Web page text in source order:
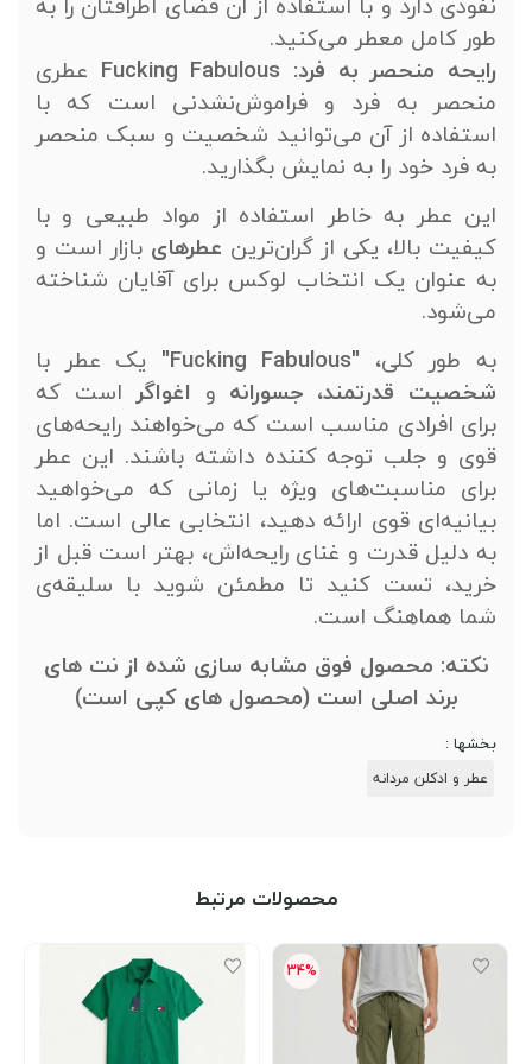
طور کامل معطر می‌کنید.
رایحه منحصر به فرد: Fucking Fabulous عطری
منحصر به فرد و فراموش‌نشدنی است که با
استفاده از آن می‌توانید شخصیت و سبک منحصر
به فرد خود را به نمایش بگذارید.
این عطر به خاطر استفاده از مواد طبیعی و با
کیفیت بالا، یکی از گران‌ترین عطرهای بازار است و
به عنوان یک انتخاب لوکس برای آقایان شناخته
می‌شود.
به طور کلی، "Fucking Fabulous"
یک عطر با
شخصیت قدرتمند، جسورانه و اغواگراست که
برای افرادی مناسب است که می‌خواهند رایحه‌های
قوی و جلب توجه کننده داشته باشند. این عطر
برای مناسبت‌های ویژه یا زمانی که می‌خواهید
بیانیه‌ای قوی ارائه دهید، انتخابی عالی است. اما
به دلیل قدرت و غنای رایحه‌اش، بهتر است قبل از
خرید، تست کنید تا مطمئن شوید با سلیقه‌ی
شما هماهنگ است.
نکته: محصول فوق مشابه سازی شده از نت های
برند اصلی است (محصول های کپی است)
بخشها :
عطر و ادکلن مردانه
محصولات مرتبط
34%